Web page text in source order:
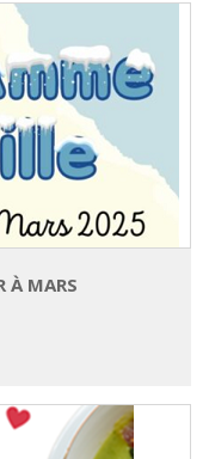
À MARS